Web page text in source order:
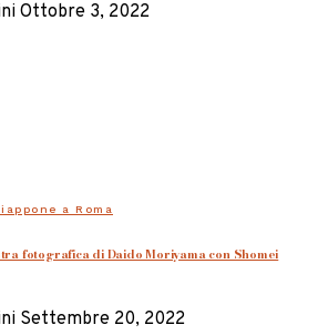
Ottobre 3, 2022
a Roma
fotografica di Daido Moriyama con Shomei
Settembre 20, 2022